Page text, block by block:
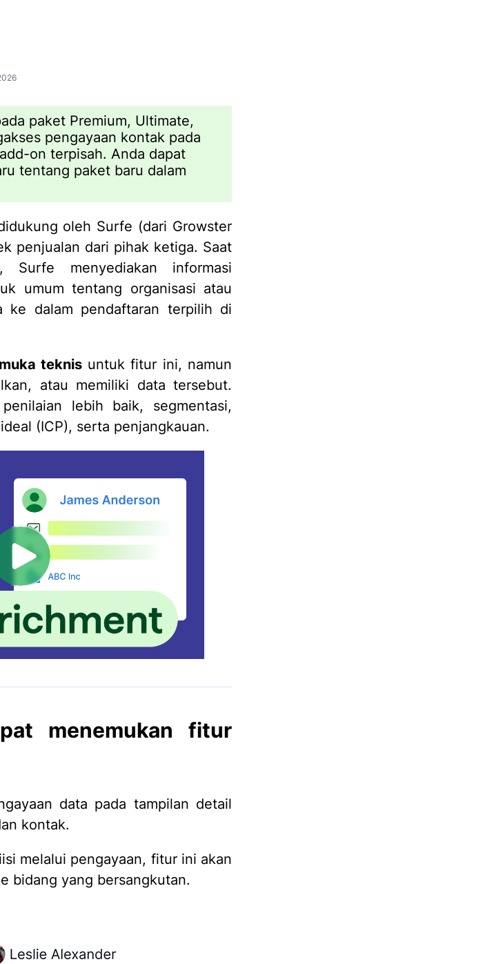
paket Premium, Ultimate,
pengayaan kontak pada
on terpisah. Anda dapat
tentang paket baru dalam
oleh Surfe (dari Growster
penjualan dari pihak ketiga. Saat
Surfe menyediakan informasi
umum tentang organisasi atau
ke dalam pendaftaran terpilih di
teknisuntuk fitur ini, namun
atau memiliki data tersebut.
lebih baik, segmentasi,
(ICP), serta penjangkauan.
menemukan fitur
data pada tampilan detail
kontak.
melalui pengayaan, fitur ini akan
bidang yang bersangkutan.